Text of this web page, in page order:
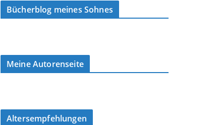
Bücherblog meines Sohnes
Meine Autorenseite
Altersempfehlungen